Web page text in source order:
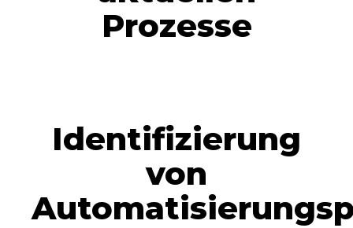
Prozesse
Identifizierung
von